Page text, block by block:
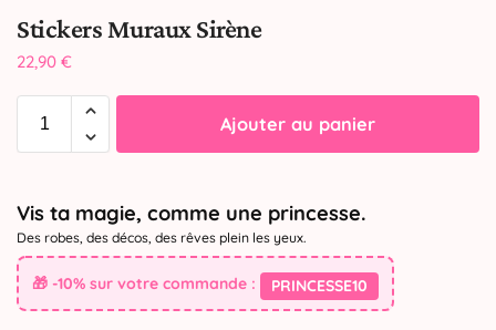
Stickers Muraux Sirène
22,90 €
Ajouter au panier
Vis ta magie, comme une princesse.
Des robes, des décos, des rêves plein les yeux.
🎁 -10% sur votre commande : PRINCESSE10